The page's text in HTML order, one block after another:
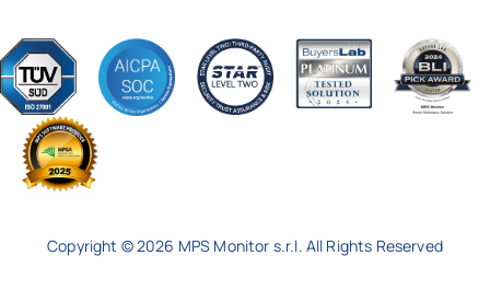
Copyright © 2026 MPS Monitor s.r.l. All Rights Reserved